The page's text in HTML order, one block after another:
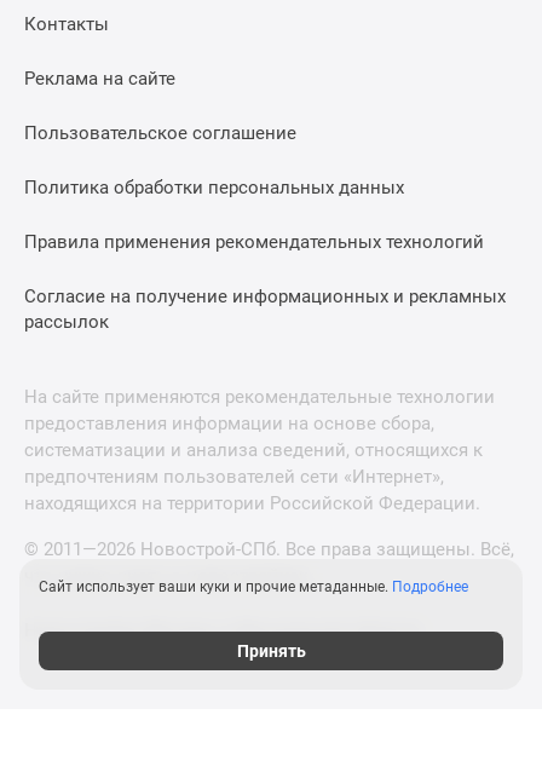
Контакты
Реклама на сайте
Пользовательское соглашение
Политика обработки персональных данных
Правила применения рекомендательных технологий
Согласие на получение информационных и рекламных
рассылок
На сайте применяются рекомендательные технологии
предоставления информации на основе сбора,
систематизации и анализа сведений, относящихся к
предпочтениям пользователей сети «Интернет»,
находящихся на территории Российской Федерации.
© 2011—2026 Новострой-СПб. Все права защищены. Всё,
что нужно знать о новостройках
Новостройки Москвы и Московской области
Сайт использует ваши куки и прочие метаданные. Подробнее
Принять